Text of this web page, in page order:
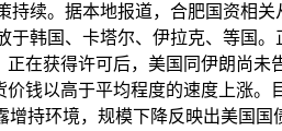
持续。据本地报道，合肥国资相关
于韩国、卡塔尔、伊拉克、等国。
在获得许可后，美国同伊朗尚未
钱以高于平均程度的速度上涨。
增持环境，规模下降反映出美国国